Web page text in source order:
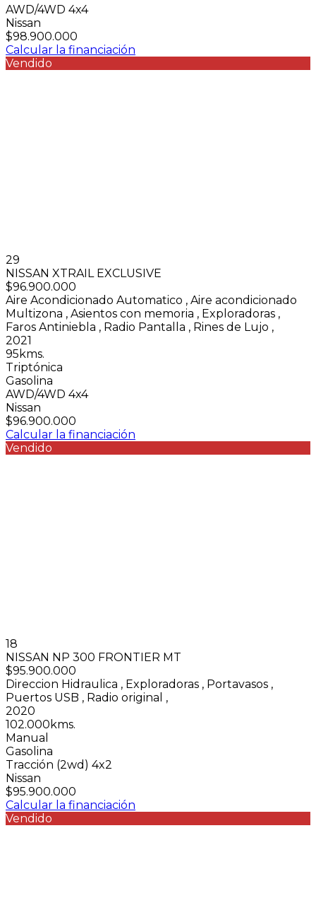
AWD/4WD 4x4
Nissan
$98.900.000
Calcular la financiación
Vendido
29
NISSAN XTRAIL EXCLUSIVE
$96.900.000
Aire Acondicionado Automatico , Aire acondicionado
Multizona , Asientos con memoria , Exploradoras ,
Faros Antiniebla , Radio Pantalla , Rines de Lujo ,
2021
95kms.
Triptónica
Gasolina
AWD/4WD 4x4
Nissan
$96.900.000
Calcular la financiación
Vendido
18
NISSAN NP 300 FRONTIER MT
$95.900.000
Direccion Hidraulica , Exploradoras , Portavasos ,
Puertos USB , Radio original ,
2020
102.000kms.
Manual
Gasolina
Tracción (2wd) 4x2
Nissan
$95.900.000
Calcular la financiación
Vendido